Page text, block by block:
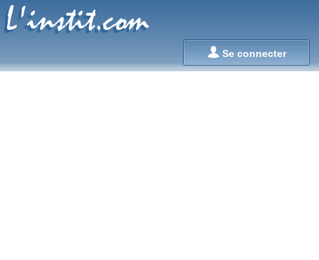
Se connecter
L'instit.com
L'instit.com